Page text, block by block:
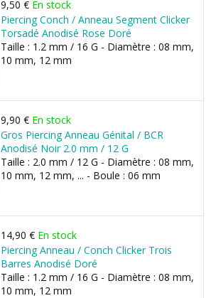
9,50 € En stock
Piercing Conch / Anneau Segment Clicker
Torsadé Anodisé Rose Doré
Taille : 1.2 mm / 16 G - Diamètre : 08 mm,
10 mm, 12 mm
9,90 € En stock
Gros Piercing Anneau Génital / BCR
Anodisé Noir 2.0 mm / 12 G
Taille : 2.0 mm / 12 G - Diamètre : 08 mm,
10 mm, 12 mm, ... - Boule : 06 mm
14,90 € En stock
Piercing Anneau / Conch Clicker Trois
Barres Anodisé Doré
Taille : 1.2 mm / 16 G - Diamètre : 08 mm,
10 mm, 12 mm